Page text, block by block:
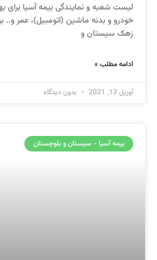
لیست شعبه و نمایندگی بیمه آسیا برای
خودرو و بدنه ماشین (اتومبیل)، عمر و..
زهک سیستان و
ادامه مطلب »
آوریل 13, 2021 بدون دیدگاه
بیمه آسیا - سیستان و بلوچستان